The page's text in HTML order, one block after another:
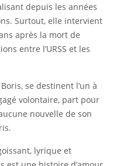
depuis les années
Surtout, elle intervient
après la mort de
entre l’URSS et les
se destinent l’un à
volontaire, part pour
nouvelle de son
lyrique et